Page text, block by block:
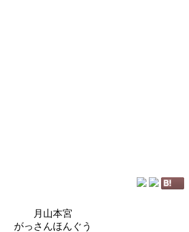
月山本宮
がっさんほんぐう